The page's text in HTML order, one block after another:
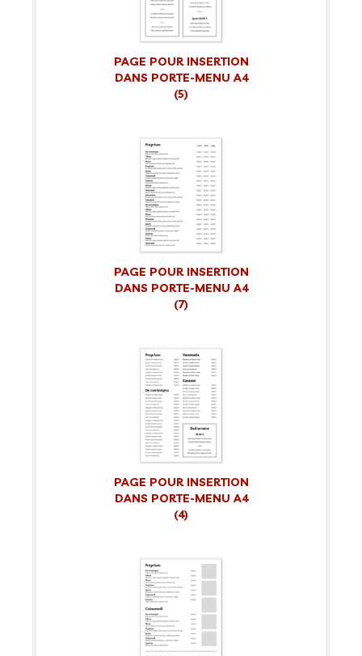
PAGE POUR INSERTION
DANS PORTE-MENU A4
(5)
PAGE POUR INSERTION
DANS PORTE-MENU A4
(7)
PAGE POUR INSERTION
DANS PORTE-MENU A4
(4)